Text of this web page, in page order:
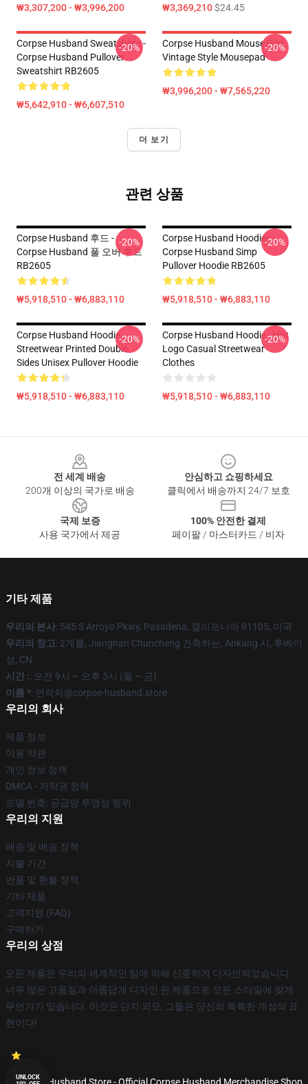
₩3,307,200 - ₩3,996,200 ₩3,369,210$24.45
Corpse Husband Sweatshirts -
Corpse Husband Pullover
Sweatshirt RB2605
₩5,642,910 - ₩6,607,510
-20%
Corpse Husband Mouse Pad:
Vintage Style Mousepad
₩3,996,200 - ₩7,565,220
-20%
더 보기
관련 상품
Corpse Husband 후드 -
Corpse Husband 풀 오버 후드
RB2605
₩5,918,510 - ₩6,883,110
-20%
Corpse Husband Hoodies -
Corpse Husband Simp
Pullover Hoodie RB2605
₩5,918,510 - ₩6,883,110
-20%
Corpse Husband Hoodie -
Streetwear Printed Double
Sides Unisex Pullover Hoodie
₩5,918,510 - ₩6,883,110
-20%
Corpse Husband Hoodie - Hot
Logo Casual Streetwear
Clothes
₩5,918,510 - ₩6,883,110
-20%
전 세계 배송
200개 이상의 국가로 배송
안심하고 쇼핑하세요
클릭에서 배송까지 24/7 보호
국제 보증
사용 국가에서 제공
100% 안전한 결제
페이팔 / 마스터카드 / 비자
기타 제품
우리의 본사: 545 S Arroyo Pkwy, Pasadena, 캘리포니아 91105, 미국
우리의 창고: 2개를, Jiangnan Chuncheng 건축하는, Ankang 시, 후베이
성, CN
시간 :: 오전 9시 ~ 오후 5시 (월 ~ 금)
이름 *: 연락처@corpse-husband.store
우리의 회사
제품 정보
이용 약관
개인 정보 정책
DMCA - 저작권 정책
모델 번호: 공급망 투명성 행위
우리의 지원
배송 및 배송 정책
지불 기간
반품 및 환불 정책
기타 제품
고객지원 (FAQ)
구매하기
우리의 상점
모든 제품은 우리의 세계적인 팀에 의해 신중하게 디자인되었습니다.
너무 많은 고품질과 아름답게 디자인 된 제품으로 모든 스타일에 맞게
무언가가 있습니다. 이것은 단지 외모, 그들은 당신의 독특한 개성의 표
현이다!
UNLOCK